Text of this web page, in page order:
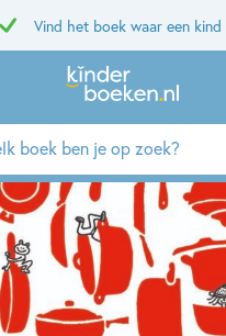
Vind het boek waar een